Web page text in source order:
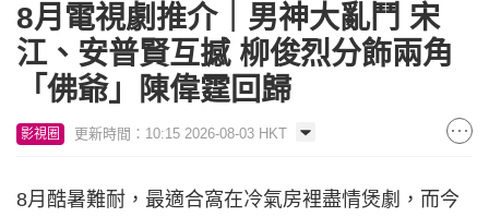
8月電視劇推介｜男神大亂鬥 宋
江、安普賢互撼 柳俊烈分飾兩角
「佛爺」陳偉霆回歸
影視圈 更新時間：10:15 2026-08-03 HKT
8月酷暑難耐，最適合窩在冷氣房裡盡情煲劇，而今